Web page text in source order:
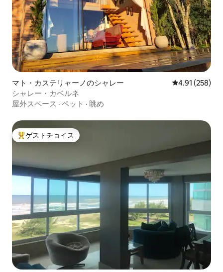
マト・カステリャーノのシャレー レビュー258
4.91 (258)
シャレー・カベルネ
屋外スペース · ペット · 眺め
大好評のゲストチョイスです。
ゲストチョイス